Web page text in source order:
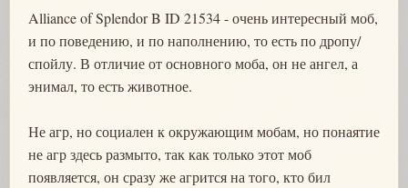
Alliance of Splendor B ID 21534 - очень интересный моб,
и по поведению, и по наполнению, то есть по дропу/
спойлу. В отличие от основного моба, он не ангел, а
энимал, то есть животное.
Не агр, но социален к окружающим мобам, но понаятие
не агр здесь размыто, так как только этот моб
появляется, он сразу же агрится на того, кто бил